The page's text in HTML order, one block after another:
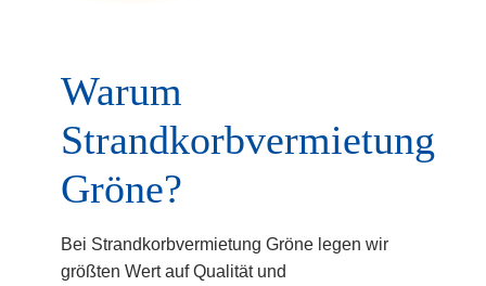
Warum
Strandkorbvermietung
Gröne?
Bei Strandkorbvermietung Gröne legen wir
größten Wert auf Qualität und